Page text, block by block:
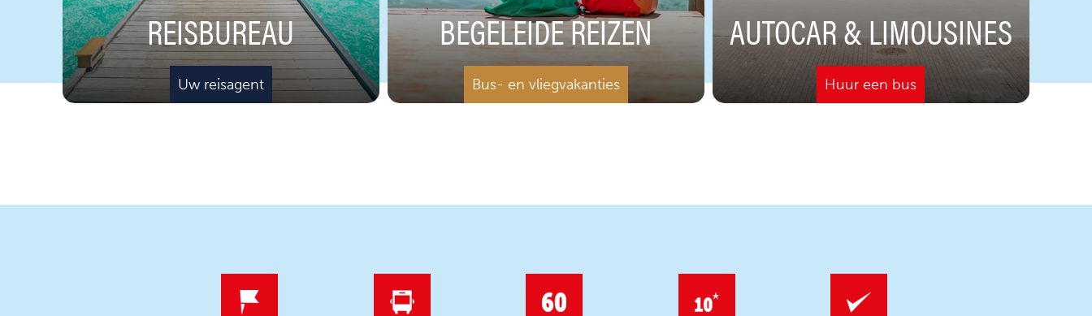
REISBUREAU
Uw reisagent
BEGELEIDE REIZEN
Bus- en vliegvakanties
AUTOCAR & LIMOUSINES
Huur een bus